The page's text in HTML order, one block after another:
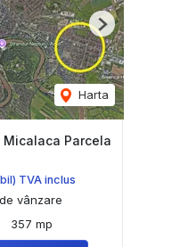
Harta
Next
Parcela
TVA inclus
vânzare
357 mp